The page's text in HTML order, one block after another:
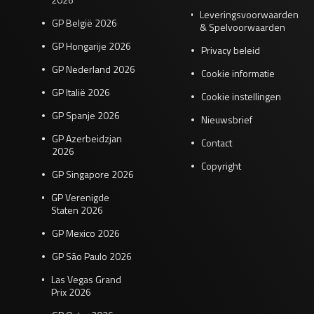
GP België 2026
GP Hongarije 2026
GP Nederland 2026
GP Italië 2026
GP Spanje 2026
GP Azerbeidzjan
2026
GP Singapore 2026
GP Verenigde
Staten 2026
GP Mexico 2026
GP São Paulo 2026
Las Vegas Grand
Prix 2026
Leveringsvoorwaarden
& Spelvoorwaarden
Privacy beleid
Cookie informatie
Cookie instellingen
Nieuwsbrief
Contact
Copyright